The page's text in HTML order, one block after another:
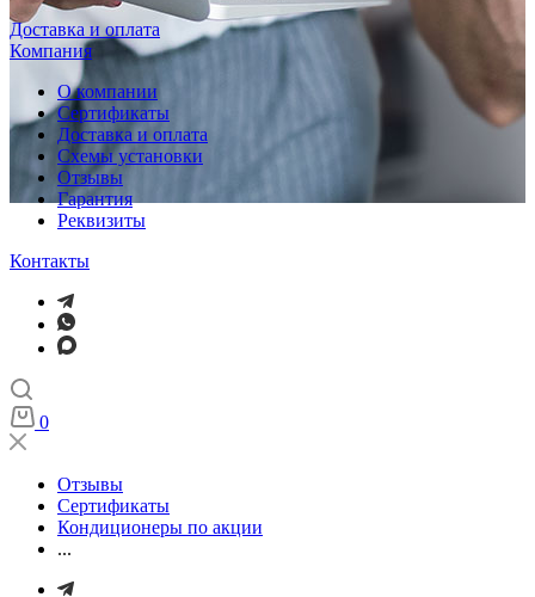
Доставка и оплата
Компания
О компании
Сертификаты
Доставка и оплата
Схемы установки
Отзывы
Гарантия
Реквизиты
Контакты
0
Отзывы
Сертификаты
Кондиционеры по акции
...